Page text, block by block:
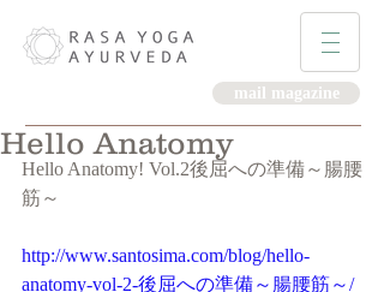
mail magazine
Hello Anatomy
Hello Anatomy! Vol.2後屈への準備～腸腰
筋～
http://www.santosima.com/blog/hello-
anatomy-vol-2-後屈への準備～腸腰筋～/